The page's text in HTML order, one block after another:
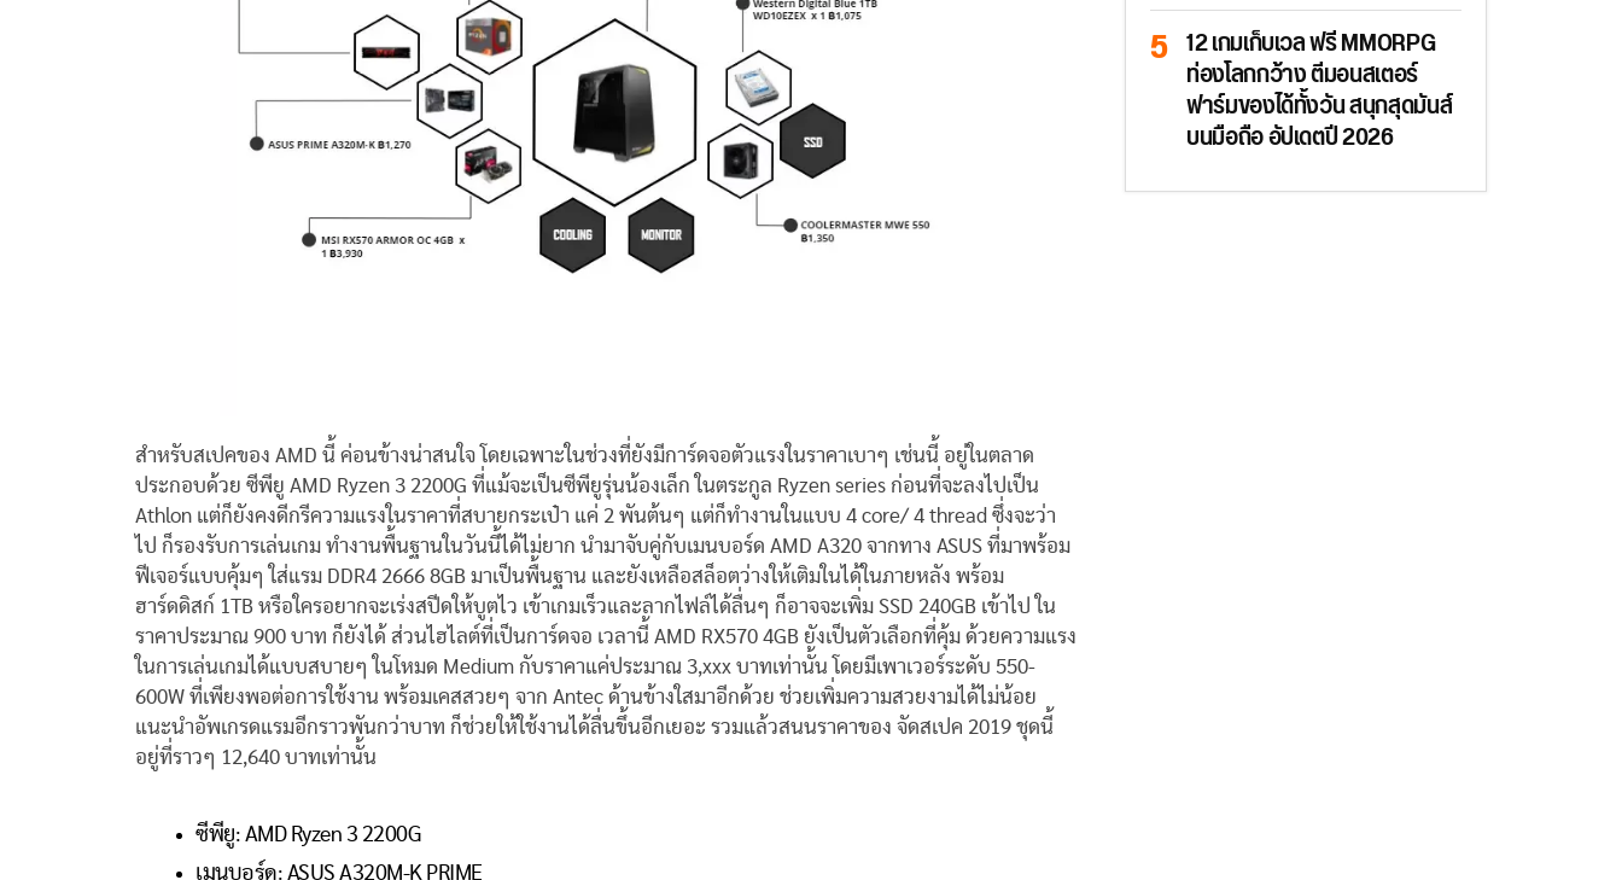
สำหรับสเปคของ AMD นี้ ค่อนข้างน่าสนใจ โดยเฉพาะในช่วงที่ยังมีการ์ดจอตัวแรงในราคาเบาๆ เช่นนี้ อยู่ในตลาด
ประกอบด้วย ซีพียู AMD Ryzen 3 2200G ที่แม้จะเป็นซีพียูรุ่นน้องเล็ก ในตระกูล Ryzen series ก่อนที่จะลงไปเป็น
Athlon แต่ก็ยังคงดีกรีความแรงในราคาที่สบายกระเป๋า แค่ 2 พันต้นๆ แต่ก็ทำงานในแบบ 4 core/ 4 thread ซึ่งจะว่า
ไป ก็รองรับการเล่นเกม ทำงานพื้นฐานในวันนี้ได้ไม่ยาก นำมาจับคู่กับเมนบอร์ด AMD A320 จากทาง ASUS ที่มาพร้อม
ฟีเจอร์แบบคุ้มๆ ใส่แรม DDR4 2666 8GB มาเป็นพื้นฐาน และยังเหลือสล็อตว่างให้เติมในได้ในภายหลัง พร้อม
ฮาร์ดดิสก์ 1TB หรือใครอยากจะเร่งสปีดให้บูตไว เข้าเกมเร็วและลากไฟล์ได้ลื่นๆ ก็อาจจะเพิ่ม SSD 240GB เข้าไป ใน
ราคาประมาณ 900 บาท ก็ยังได้ ส่วนไฮไลต์ที่เป็นการ์ดจอ เวลานี้ AMD RX570 4GB ยังเป็นตัวเลือกที่คุ้ม ด้วยความแรง
ในการเล่นเกมได้แบบสบายๆ ในโหมด Medium กับราคาแค่ประมาณ 3,xxx บาทเท่านั้น โดยมีเพาเวอร์ระดับ 550-
600W ที่เพียงพอต่อการใช้งาน พร้อมเคสสวยๆ จาก Antec ด้านข้างใสมาอีกด้วย ช่วยเพิ่มความสวยงามได้ไม่น้อย
แนะนำอัพเกรดแรมอีกราวพันกว่าบาท ก็ช่วยให้ใช้งานได้ลื่นขึ้นอีกเยอะ รวมแล้วสนนราคาของ จัดสเปค 2019 ชุดนี้
อยู่ที่ราวๆ 12,640 บาทเท่านั้น
ซีพียู: AMD Ryzen 3 2200G
เมนบอร์ด: ASUS A320M-K PRIME
12 เกมเก็บเวล ฟรี MMORPG
ท่องโลกกว้าง ตีมอนสเตอร์
ฟาร์มของได้ทั้งวัน สนุกสุดมันส์
บนมือถือ อัปเดตปี 2026